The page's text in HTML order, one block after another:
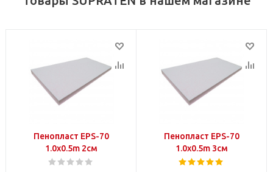
Пенопласт EPS-70
1.0x0.5m 2см
Пенопласт EPS-70
1.0x0.5m 3см